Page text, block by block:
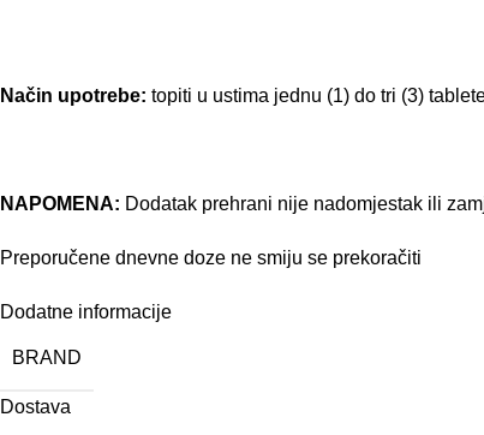
Način upotrebe: topiti u ustima jednu (1) do tri (3)
NAPOMENA: Dodatak prehrani nije nadomjestak ili
Preporučene dnevne doze ne smiju se prekoračiti
Dodatne informacije
BRAND
Dostava